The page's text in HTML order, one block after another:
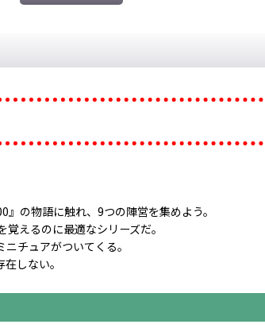
の物語に触れ、9つの陣営を集めよう。
えるのに最適なシリーズだ。
チュアがついてくる。
しない。